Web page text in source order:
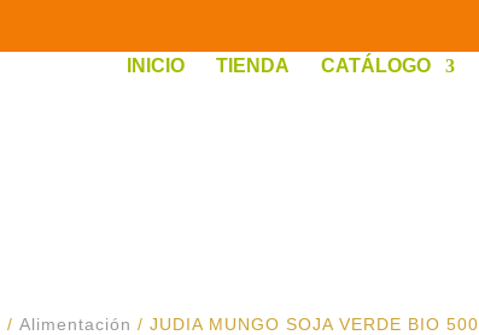
INICIO TIENDA CATÁLOGO
/Alimentación / JUDIA MUNGO SOJA VERDE BIO 500